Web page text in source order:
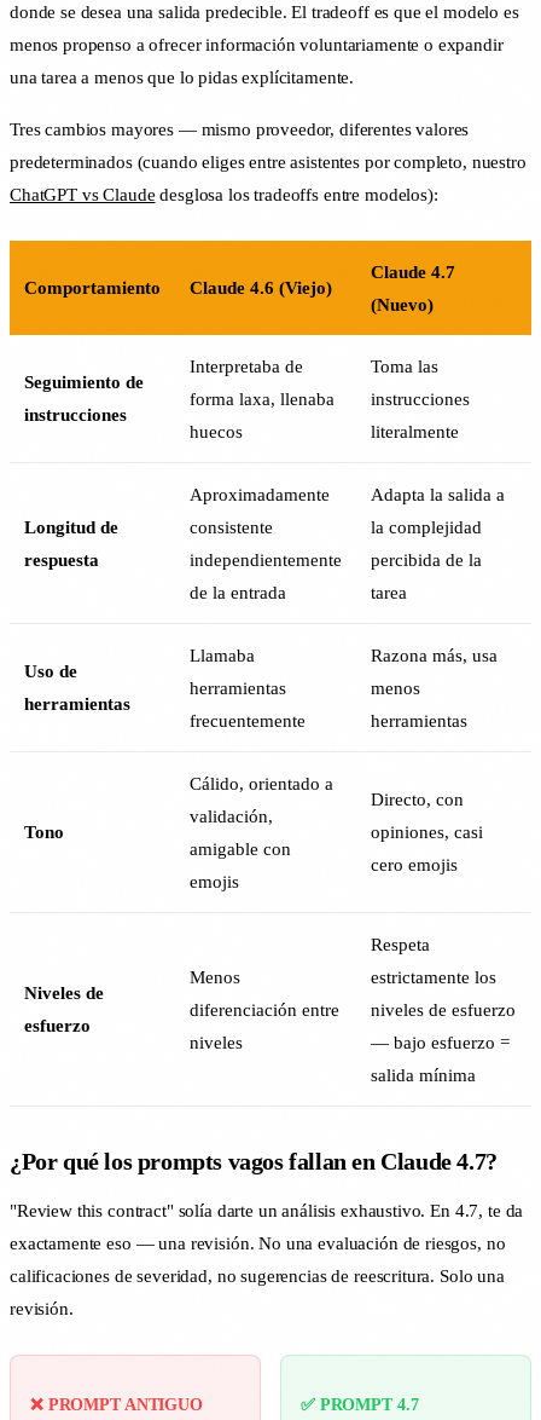
donde se desea una salida predecible. El tradeoff es que el modelo es
menos propenso a ofrecer información voluntariamente o expandir
una tarea a menos que lo pidas explícitamente.
Tres cambios mayores — mismo proveedor, diferentes valores
predeterminados (cuando eliges entre asistentes por completo, nuestro
ChatGPT vs Claude desglosa los tradeoffs entre modelos):
Comportamiento Claude 4.6 (Viejo)
Claude 4.7
(Nuevo)
Seguimiento de
instrucciones
Interpretaba de
forma laxa, llenaba
huecos
Toma las
instrucciones
literalmente
Longitud de
respuesta
Aproximadamente
consistente
independientemente
de la entrada
Adapta la salida a
la complejidad
percibida de la
tarea
Uso de
herramientas
Llamaba
herramientas
frecuentemente
Razona más, usa
menos
herramientas
Tono
Cálido, orientado a
validación,
amigable con
emojis
Directo, con
opiniones, casi
cero emojis
Niveles de
esfuerzo
Menos
diferenciación entre
niveles
Respeta
estrictamente los
niveles de esfuerzo
— bajo esfuerzo =
salida mínima
¿Por qué los prompts vagos fallan en Claude 4.7?
"Review this contract" solía darte un análisis exhaustivo. En 4.7, te da
exactamente eso — una revisión. No una evaluación de riesgos, no
calificaciones de severidad, no sugerencias de reescritura. Solo una
revisión.
❌ PROMPT ANTIGUO ✅ PROMPT 4.7